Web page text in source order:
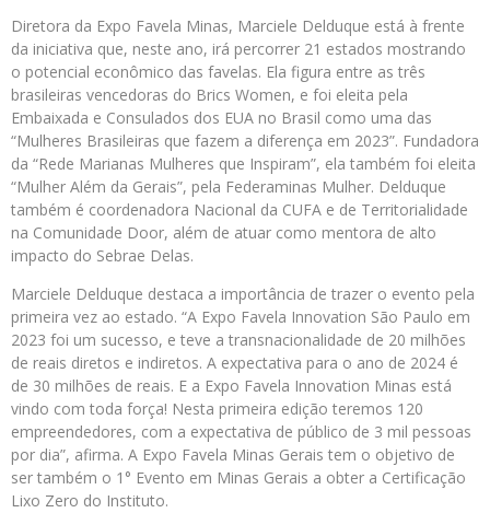
Diretora da Expo Favela Minas, Marciele Delduque está à frente
da iniciativa que, neste ano, irá percorrer 21 estados mostrando
o potencial econômico das favelas. Ela figura entre as três
brasileiras vencedoras do Brics Women, e foi eleita pela
Embaixada e Consulados dos EUA no Brasil como uma das
“Mulheres Brasileiras que fazem a diferença em 2023”. Fundadora
da “Rede Marianas Mulheres que Inspiram”, ela também foi eleita
“Mulher Além da Gerais”, pela Federaminas Mulher. Delduque
também é coordenadora Nacional da CUFA e de Territorialidade
na Comunidade Door, além de atuar como mentora de alto
impacto do Sebrae Delas.
Marciele Delduque destaca a importância de trazer o evento pela
primeira vez ao estado. “A Expo Favela Innovation São Paulo em
2023 foi um sucesso, e teve a transnacionalidade de 20 milhões
de reais diretos e indiretos. A expectativa para o ano de 2024 é
de 30 milhões de reais. E a Expo Favela Innovation Minas está
vindo com toda força! Nesta primeira edição teremos 120
empreendedores, com a expectativa de público de 3 mil pessoas
por dia”, afirma. A Expo Favela Minas Gerais tem o objetivo de
ser também o 1° Evento em Minas Gerais a obter a Certificação
Lixo Zero do Instituto.